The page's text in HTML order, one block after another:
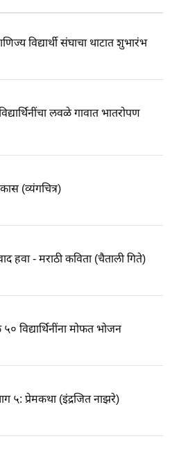
विद्यार्थी संघाचा थाटात शुभारंभ
लवळे गावात भातरोपण
(व्यंगचित्र)
हवा - मराठी कविता (चैताली गिते)
विद्यार्थिनींना मोफत भोजन
५: प्रेमकथा (इंद्रजित नाझरे)